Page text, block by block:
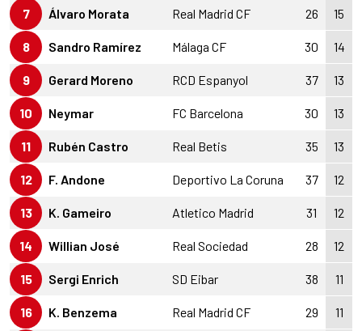
7 Álvaro Morata Real Madrid CF 26 15
8 Sandro Ramírez Málaga CF 30 14
9 Gerard Moreno RCD Espanyol 37 13
10 Neymar FC Barcelona 30 13
11 Rubén Castro Real Betis 35 13
12 F. Andone Deportivo La Coruna 37 12
13 K. Gameiro Atletico Madrid 31 12
14 Willian José Real Sociedad 28 12
15 Sergi Enrich SD Eibar 38 11
16 K. Benzema Real Madrid CF 29 11